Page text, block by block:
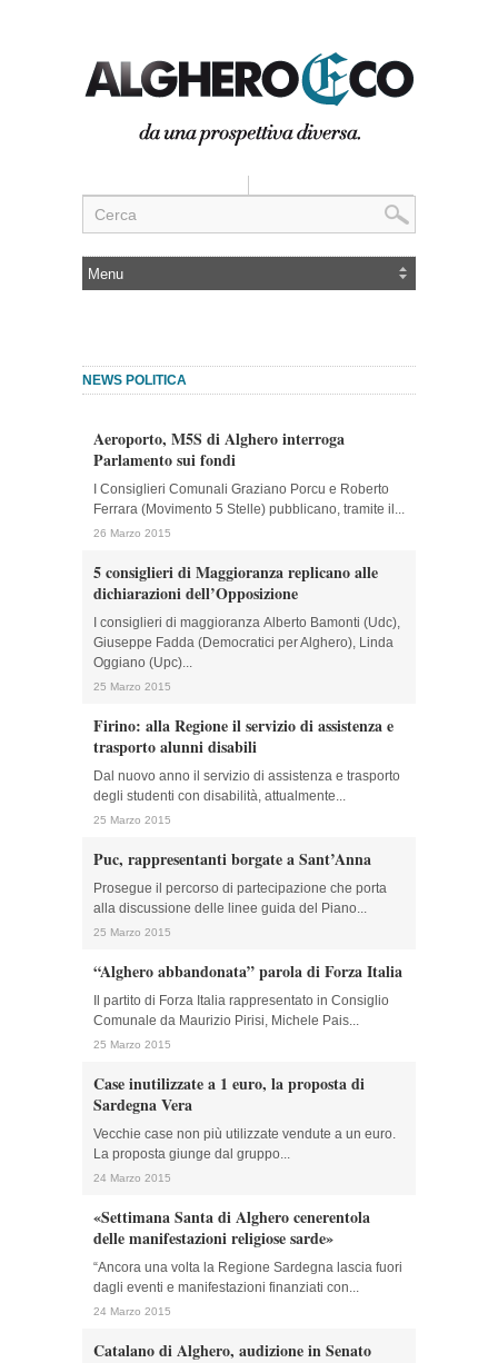
NEWS POLITICA
Aeroporto, M5S di Alghero interroga
Parlamento sui fondi
I Consiglieri Comunali Graziano Porcu e Roberto
Ferrara (Movimento 5 Stelle) pubblicano, tramite il...
26 Marzo 2015
5 consiglieri di Maggioranza replicano alle
dichiarazioni dell’Opposizione
I consiglieri di maggioranza Alberto Bamonti (Udc),
Giuseppe Fadda (Democratici per Alghero), Linda
Oggiano (Upc)...
25 Marzo 2015
Firino: alla Regione il servizio di assistenza e
trasporto alunni disabili
Dal nuovo anno il servizio di assistenza e trasporto
degli studenti con disabilità, attualmente...
25 Marzo 2015
Puc, rappresentanti borgate a Sant’Anna
Prosegue il percorso di partecipazione che porta
alla discussione delle linee guida del Piano...
25 Marzo 2015
“Alghero abbandonata” parola di Forza Italia
Il partito di Forza Italia rappresentato in Consiglio
Comunale da Maurizio Pirisi, Michele Pais...
25 Marzo 2015
Case inutilizzate a 1 euro, la proposta di
Sardegna Vera
Vecchie case non più utilizzate vendute a un euro.
La proposta giunge dal gruppo...
24 Marzo 2015
«Settimana Santa di Alghero cenerentola
delle manifestazioni religiose sarde»
“Ancora una volta la Regione Sardegna lascia fuori
dagli eventi e manifestazioni finanziati con...
24 Marzo 2015
Catalano di Alghero, audizione in Senato